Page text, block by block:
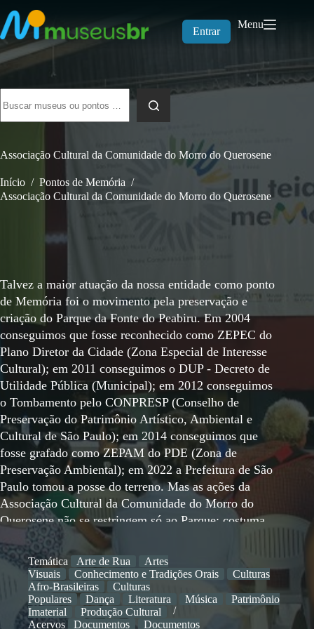
para
o
conteúdo
Entrar
Menu
resultados
Associação Cultural da Comunidade do Morro do Querosene
Início / Pontos de Memória /
Associação Cultural da Comunidade do Morro do Querosene
Talvez a maior atuação da nossa entidade como ponto
de Memória foi o movimento pela preservação e
criação do Parque da Fonte do Peabiru. Em 2004
conseguimos que fosse reconhecido como ZEPEC do
Plano Diretor da Cidade (Zona Especial de Interesse
Cultural); em 2011 conseguimos o DUP - Decreto de
Utilidade Pública (Municipal); em 2012 conseguimos
o Tombamento pelo CONPRESP (Conselho de
Preservação do Patrimônio Artístico, Ambiental e
Cultural de São Paulo); em 2014 conseguimos que
fosse grafado como ZEPAM do PDE (Zona de
Preservação Ambiental); em 2022 a Prefeitura de São
Paulo tomou a posse do terreno. Mas as ações da
Associação Cultural da Comunidade do Morro do
Querosene não se restringem só ao Parque: costuma
realizar o cortejo carnavalesco e o cortejo
denominado "A Lavagem do Morro"; promove rodas
de capoeira na Pracinha; promove Encontros para
conscientização da comunidade para questões de
saúde; promove festivais de arte e cuoltura popular
como o FAMQ - Fonte de Artes do Morro do
Temática Arte de Rua
Artes
Visuais
Conhecimento e Tradições Orais
Culturas
Afro-Brasileiras
Culturas
Populares
Dança Literatura Música
Patrimônio
Imaterial
Produção Cultural
Acervos
Documentos
Documentos